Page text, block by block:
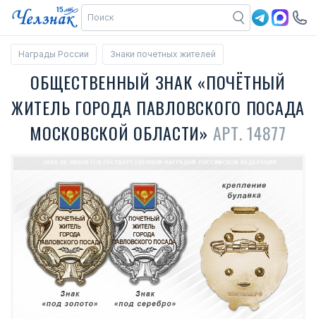
Награды России Знаки почетных жителей
ОБЩЕСТВЕННЫЙ ЗНАК «ПОЧЁТНЫЙ
ЖИТЕЛЬ ГОРОДА ПАВЛОВСКОГО ПОСАДА
МОСКОВСКОЙ ОБЛАСТИ» АРТ. 14877